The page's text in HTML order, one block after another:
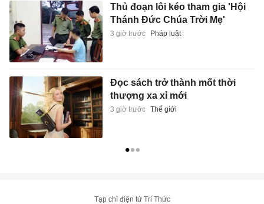
Thủ đoạn lôi kéo tham gia 'Hội
Thánh Đức Chúa Trời Mẹ'
3 giờ trước Pháp luật
Đọc sách trở thành mốt thời
thượng xa xỉ mới
3 giờ trước Thế giới
Tạp chí điện tử Tri Thức